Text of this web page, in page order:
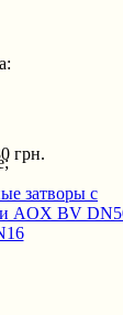
грн.